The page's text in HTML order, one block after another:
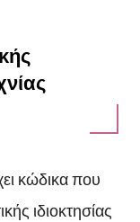
κώδικα που
ιδιοκτησίας